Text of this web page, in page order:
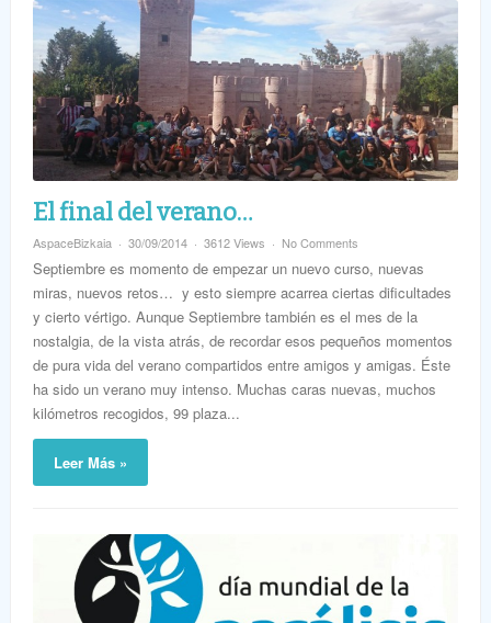
El final del verano…
AspaceBizkaia 30/09/2014 3612 Views No Comments
Septiembre es momento de empezar un nuevo curso, nuevas
miras, nuevos retos… y esto siempre acarrea ciertas dificultades
y cierto vértigo. Aunque Septiembre también es el mes de la
nostalgia, de la vista atrás, de recordar esos pequeños momentos
de pura vida del verano compartidos entre amigos y amigas. Éste
ha sido un verano muy intenso. Muchas caras nuevas, muchos
kilómetros recogidos, 99 plaza...
Leer Más »